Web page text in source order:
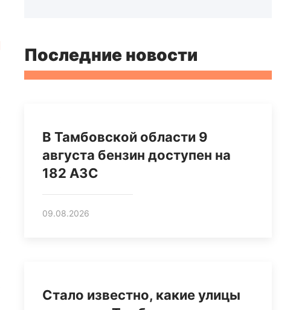
Последние новости
В Тамбовской области 9
августа бензин доступен на
182 АЗС
09.08.2026
Стало известно, какие улицы